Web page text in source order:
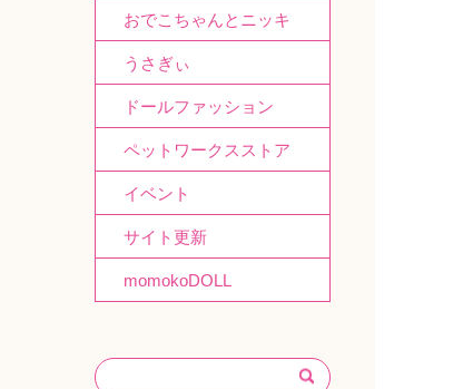
おでこちゃんとニッキ
うさぎぃ
ドールファッション
ペットワークスストア
イベント
サイト更新
momokoDOLL